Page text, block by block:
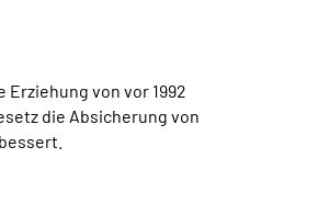
von vor 1992
die Absicherung von